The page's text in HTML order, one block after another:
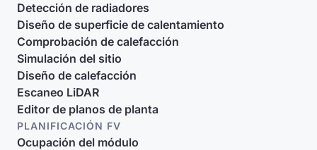
Detección de radiadores
Diseño de superficie de calentamiento
Comprobación de calefacción
Simulación del sitio
Diseño de calefacción
Escaneo LiDAR
Editor de planos de planta
PLANIFICACIÓN FV
Ocupación del módulo